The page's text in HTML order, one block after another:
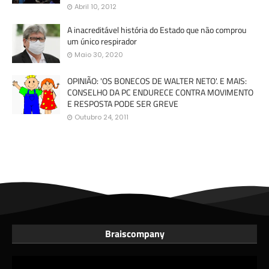
Abril 10, 2012
A inacreditável história do Estado que não comprou
um único respirador
Maio 30, 2020
OPINIÃO: 'OS BONECOS DE WALTER NETO'. E MAIS:
CONSELHO DA PC ENDURECE CONTRA MOVIMENTO
E RESPOSTA PODE SER GREVE
Outubro 24, 2011
Braiscompany